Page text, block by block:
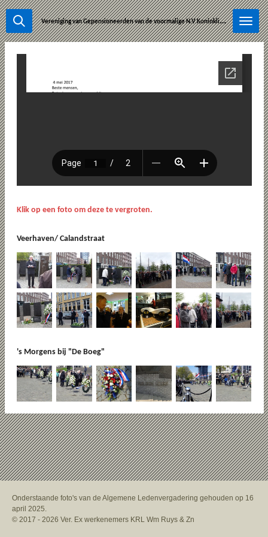
Ga
direct
naar
V
ereniging van Gepensioneerden van de voormalige N.V.Koninklijke Rotterdamsche Lloyd-Wm Ruys & Zonen.
Klik op een foto om deze te vergroten.
Veerhaven/ Calandstraat
's Morgens bij "De Boeg"
Onderstaande foto's van de Algemene Ledenvergadering gehouden op 16
april 2025.
© 2017 - 2026 Ver. Ex werkenemers KRL Wm Ruys & Zn